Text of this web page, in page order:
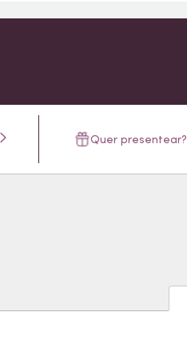
Quer presentear?